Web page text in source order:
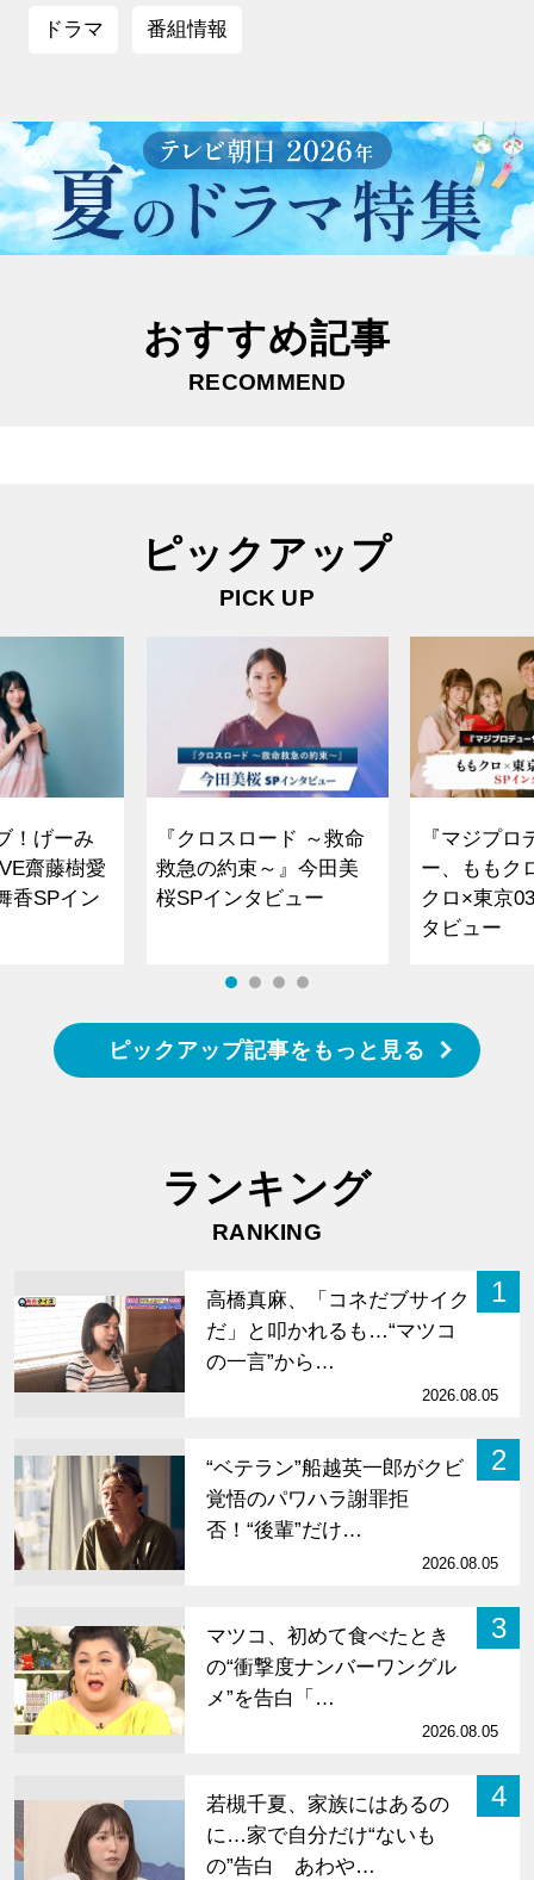
ドラマ 番組情報
おすすめ記事
RECOMMEND
ピックアップ
PICK UP
！げーみ
齋藤樹愛
香SPイン
『クロスロード ～救命
救急の約束～』今田美
桜SPインタビュー
『マジプロ
ー、ももク
クロ×東京
タビュー
ピックアップ記事をもっと見る
ランキング
RANKING
1
高橋真麻、「コネだブサイク
だ」と叩かれるも…“マツコ
の一言”から…
2026.08.05
2
“ベテラン”船越英一郎がクビ
覚悟のパワハラ謝罪拒
否！“後輩”だけ…
2026.08.05
3
マツコ、初めて食べたとき
の“衝撃度ナンバーワングル
メ”を告白「…
2026.08.05
4
若槻千夏、家族にはあるの
に…家で自分だけ“ないも
の”告白 あわや…